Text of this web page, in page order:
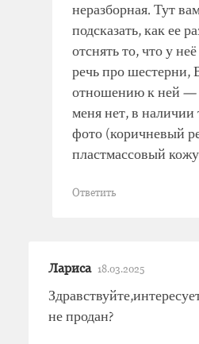
неразборная. Тут
подсказать, как ее
отснять то, что у
речь про
отношению к ней —
меня нет, в наличии
фото (коричневый
пластмассовый
Ответить
Лариса 18.03.2025
не продан?